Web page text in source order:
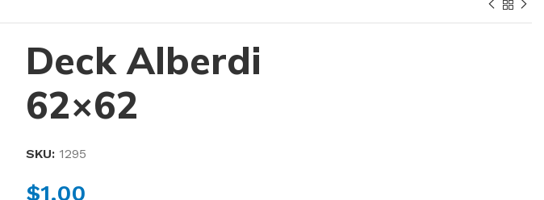
Deck Alberdi
62×62
SKU: 1295
$1.00